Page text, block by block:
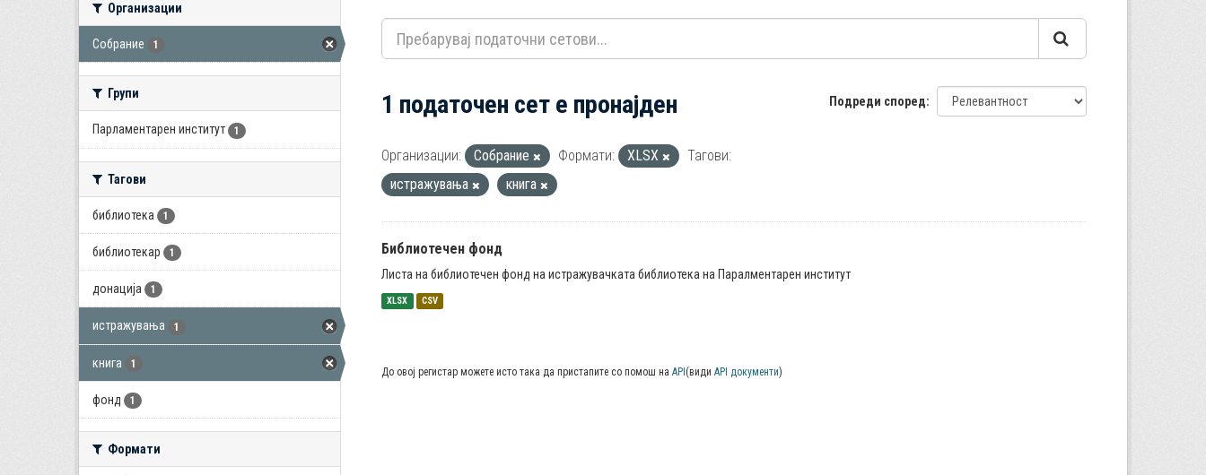
Организации
Собрание 1
Групи
Парламентарен институт 1
Тагови
библиотека 1
библиотекар 1
донација 1
истражувања 1
книга 1
фонд 1
Формати
Подреди според
1 податочен сет е пронајден
Организации: Собрание Формати: XLSX
Тагови:
истражувања
книга
Библиотечен фонд
Листа на библиотечен фонд на истражувачката библиотека на Паралментарен институт
XLSX CSV
До овој регистар можете исто така да пристапите со помош на API (види API документи)